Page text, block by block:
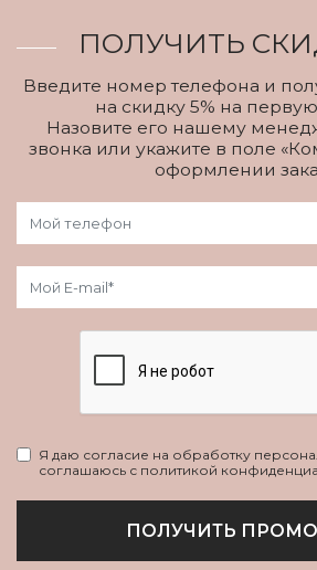
ПОЛУЧИТЬ
Введите номер телефона и
на скидку 5% на
Назовите его нашему
звонка или укажите в поле
оформлении
Я даю согласие на обработку
соглашаюсь с политикой
ПОЛУЧИТЬ